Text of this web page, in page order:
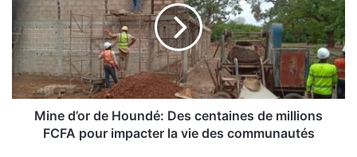
s
n
p
d
’
r
d
Mine d’or de Houndé: Des centaines de millions
FCFA pour impacter la vie des communautés